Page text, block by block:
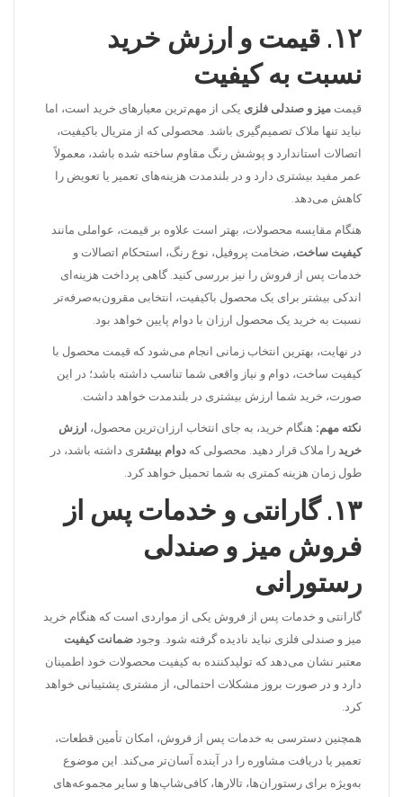
۱۲. قیمت و ارزش خرید
نسبت به کیفیت
قیمت میز و صندلی فلزی یکی از مهم‌ترین معیارهای خرید است، اما
نباید تنها ملاک تصمیم‌گیری باشد. محصولی که از متریال باکیفیت،
اتصالات استاندارد و پوشش رنگ مقاوم ساخته شده باشد، معمولاً
عمر مفید بیشتری دارد و در بلندمدت هزینه‌های تعمیر یا تعویض را
کاهش می‌دهد.
هنگام مقایسه محصولات، بهتر است علاوه بر قیمت، عواملی مانند
کیفیت ساخت، ضخامت پروفیل، نوع رنگ، استحکام اتصالات و
خدمات پس از فروش را نیز بررسی کنید. گاهی پرداخت هزینه‌ای
اندکی بیشتر برای یک محصول باکیفیت، انتخابی مقرون‌به‌صرفه‌تر
نسبت به خرید یک محصول ارزان با دوام پایین خواهد بود.
در نهایت، بهترین انتخاب زمانی انجام می‌شود که قیمت محصول با
کیفیت ساخت، دوام و نیاز واقعی شما تناسب داشته باشد؛ در این
صورت، خرید شما ارزش بیشتری در بلندمدت خواهد داشت.
نکته مهم: هنگام خرید، به جای انتخاب ارزان‌ترین محصول، ارزش
خرید را ملاک قرار دهید. محصولی که دوام بیشتری داشته باشد، در
طول زمان هزینه کمتری به شما تحمیل خواهد کرد.
۱۳. گارانتی و خدمات پس از
فروش میز و صندلی
رستورانی
گارانتی و خدمات پس از فروش یکی از مواردی است که هنگام خرید
میز و صندلی فلزی نباید نادیده گرفته شود. وجود ضمانت کیفیت
معتبر نشان می‌دهد که تولیدکننده به کیفیت محصولات خود اطمینان
دارد و در صورت بروز مشکلات احتمالی، از مشتری پشتیبانی خواهد
کرد.
همچنین دسترسی به خدمات پس از فروش، امکان تأمین قطعات،
تعمیر یا دریافت مشاوره را در آینده آسان‌تر می‌کند. این موضوع
به‌ویژه برای رستوران‌ها، تالارها، کافی‌شاپ‌ها و سایر مجموعه‌های